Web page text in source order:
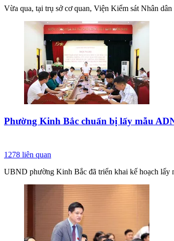
Vừa qua, tại trụ sở cơ quan, Viện Kiểm sát Nhân
Phường Kinh Bắc chuẩn bị lấy mẫu
1278 liên quan
UBND phường Kinh Bắc đã triển khai kế hoạch lấy